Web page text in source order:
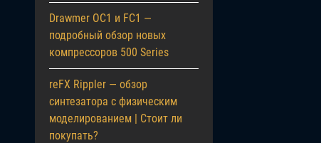
Drawmer OC1 и FC1 —
подробный обзор новых
компрессоров 500 Series
reFX Rippler — обзор
синтезатора с физическим
моделированием | Стоит ли
покупать?